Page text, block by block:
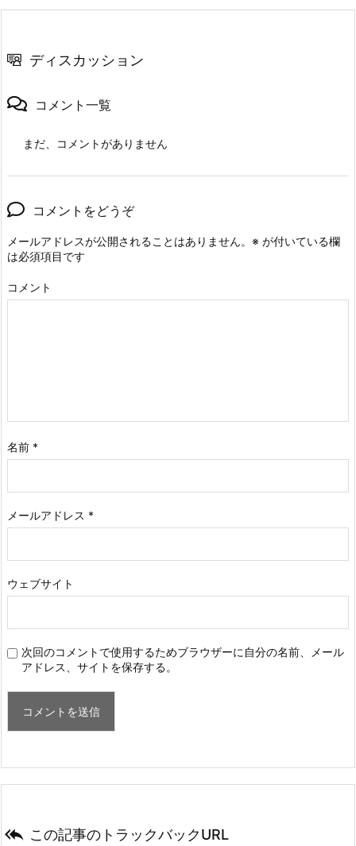
ディスカッション
コメント一覧
まだ、コメントがありません
コメントをどうぞ
メールアドレスが公開されることはありません。 ※ が付いている欄
は必須項目です
コメント
名前 *
メールアドレス *
ウェブサイト
次回のコメントで使用するためブラウザーに自分の名前、メール
アドレス、サイトを保存する。
 この記事のトラックバックURL